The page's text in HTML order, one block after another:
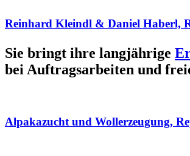
Reinhard Kleindl & Daniel Haberl,
Sie bringt ihre langjährige
bei Auftragsarbeiten und
Alpakazucht und Wollerzeugung,